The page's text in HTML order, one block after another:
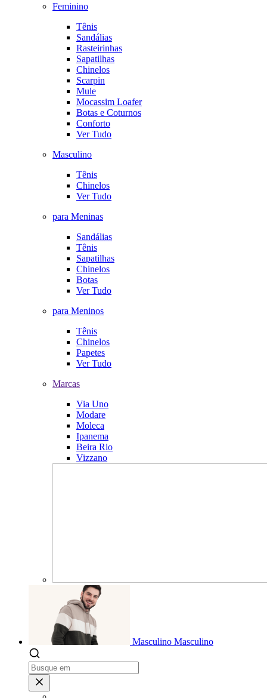
Feminino
Tênis
Sandálias
Rasteirinhas
Sapatilhas
Chinelos
Scarpin
Mule
Mocassim Loafer
Botas e Coturnos
Conforto
Ver Tudo
Masculino
Tênis
Chinelos
Ver Tudo
para Meninas
Sandálias
Tênis
Sapatilhas
Chinelos
Botas
Ver Tudo
para Meninos
Tênis
Chinelos
Papetes
Ver Tudo
Marcas
Via Uno
Modare
Moleca
Ipanema
Beira Rio
Vizzano
Masculino Masculino